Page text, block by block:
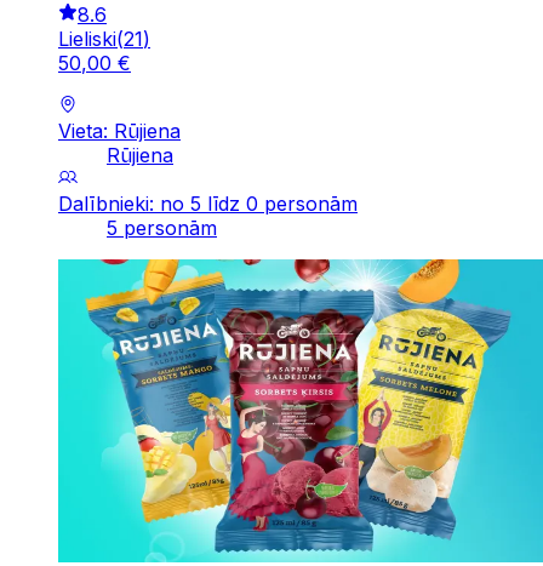
8.6
Lieliski(21)
50,00 €
Vieta: Rūjiena
Rūjiena
Dalībnieki: no 5 līdz 0 personām
5 personām